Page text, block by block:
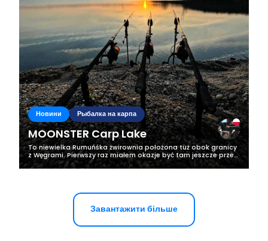
Новини Рыбалка на карпа
MOONSTER Carp Lake
To niewielka Rumuńśka żwirownia położona tuż obok granicy
z Węgrami. Pierwszy raz miałem okazje być tam jeszcze przed
oficjalnym otwarciem tej wody, która na pierwszy rzut oka nie
jest za bardzo...
Завантажити більше